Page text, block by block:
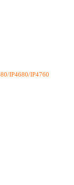
IP4680/IP4760